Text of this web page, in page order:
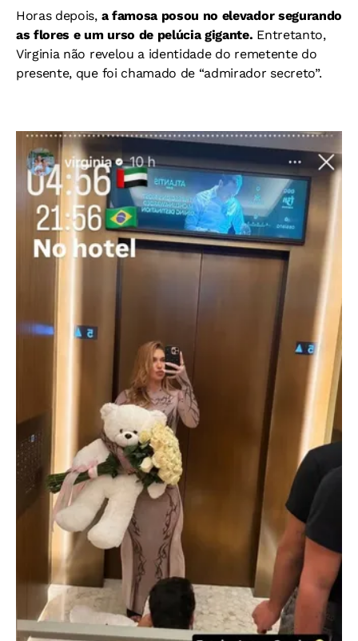
Horas depois, a famosa posou no elevador segurando
as flores e um urso de pelúcia gigante. Entretanto,
Virginia não revelou a identidade do remetente do
presente, que foi chamado de “admirador secreto”.